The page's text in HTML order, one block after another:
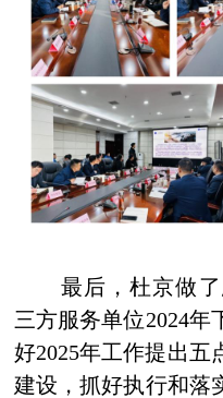
最后，杜京做
三方服务单位2024年
好2025年工作提出五
建设，抓好执行和落